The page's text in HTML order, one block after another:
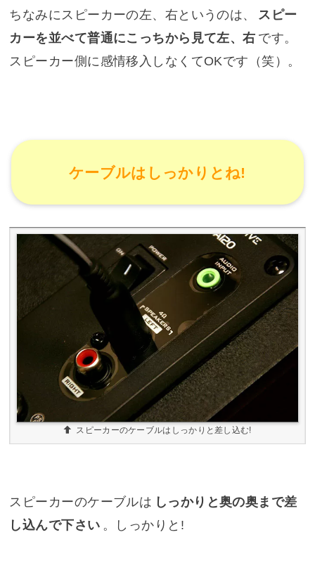
ちなみにスピーカーの左、右というのは、
スピー
カーを並べて普通にこっちから見て左、右 です。
スピーカー側に感情移入しなくてOKです（笑）。
ケーブルはしっかりとね!
スピーカーのケーブルはしっかりと差し込む!
スピーカーのケーブルは しっかりと奥の奥まで差
し込んで下さい 。しっかりと!